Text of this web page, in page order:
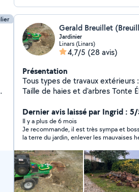
Jardinier
Linars (Linars)
4,7/5 (28 avis)
Présentation
Tous types de travaux extérieurs : Entretien de jardins,
Taille de haies et d'arbres Tonte Élagage
disponible 7j/7j. Devis gratuit sur
pas à me contacter pour toutes
moi de préférence au 06/20/94/
Dernier avis laissé par Ingrid :
Il y a plus de 6 mois
Je recommande, il est très sympa et
la terre du jardin, enlever les mauvaises
quelqu’un d’agréable et qui travaille bien.?